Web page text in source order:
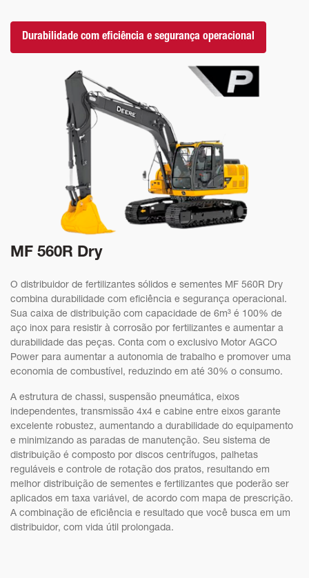
Durabilidade com eficiência e segurança operacional
MF 560R Dry
O distribuidor de fertilizantes sólidos e sementes MF 560R Dry
combina durabilidade com eficiência e segurança operacional.
Sua caixa de distribuição com capacidade de 6m³ é 100% de
aço inox para resistir à corrosão por fertilizantes e aumentar a
durabilidade das peças. Conta com o exclusivo Motor AGCO
Power para aumentar a autonomia de trabalho e promover uma
economia de combustível, reduzindo em até 30% o consumo.
A estrutura de chassi, suspensão pneumática, eixos
independentes, transmissão 4x4 e cabine entre eixos garante
excelente robustez, aumentando a durabilidade do equipamento
e minimizando as paradas de manutenção. Seu sistema de
distribuição é composto por discos centrífugos, palhetas
reguláveis e controle de rotação dos pratos, resultando em
melhor distribuição de sementes e fertilizantes que poderão ser
aplicados em taxa variável, de acordo com mapa de prescrição.
A combinação de eficiência e resultado que você busca em um
distribuidor, com vida útil prolongada.